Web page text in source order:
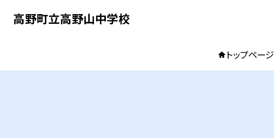
高野町立高野山中学校
トップページ